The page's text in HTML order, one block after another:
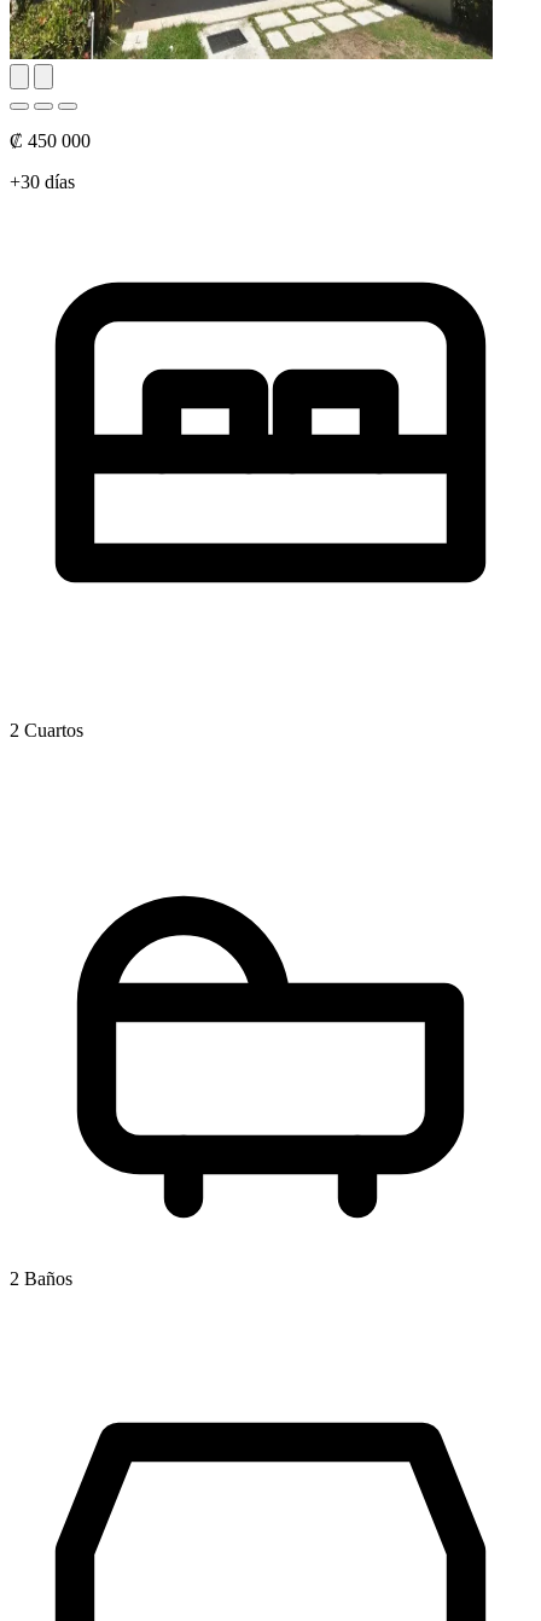
₡ 450 000
+30 días
2 Cuartos
2 Baños